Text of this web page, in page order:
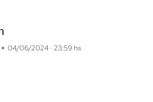
04/06/2024 · 23:59 hs